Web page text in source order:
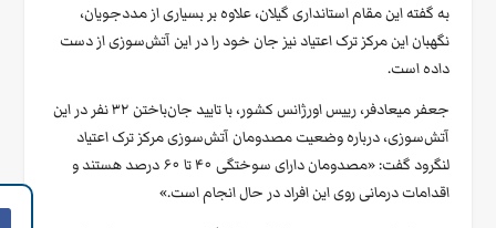
به گفته این مقام استانداری گیلان، علاوه بر بسیاری از مددجويان،
نگهبان اين مركز ترک اعتیاد نيز جان خود را در اين آتش‌سوزی از دست
داده است.
جعفر ميعادفر، رييس اورژانس كشور، با تایید جان‌باختن ۳۲ نفر در این
آتش‌سوزی، درباره وضعيت مصدومان آتش‌سوزی مرکز ترک اعتیاد
لنگرود گفت: «مصدومان دارای سوختگی ۴۰ تا ۶۰ درصد هستند و
اقدامات درمانی روی اين افراد در حال انجام است.»